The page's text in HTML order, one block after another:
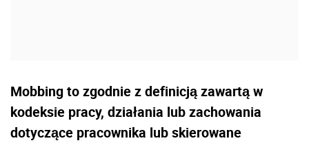
Mobbing to zgodnie z definicją zawartą w
kodeksie pracy, działania lub zachowania
dotyczące pracownika lub skierowane